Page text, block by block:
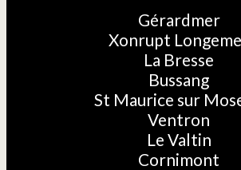
Gérardmer
Xonrupt
La Bresse
Bussang
St Maurice sur
Ventron
Le Valtin
Cornimont